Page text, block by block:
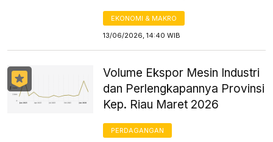
EKONOMI & MAKRO
13/06/2026, 14:40 WIB
Volume Ekspor Mesin Industri
dan Perlengkapannya Provinsi
Kep. Riau Maret 2026
PERDAGANGAN